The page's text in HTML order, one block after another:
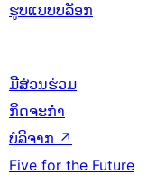
ຮູບແບບບລັອກ
ມີສ່ວນຮ່ວມ
ກິດຈະກຳ
ບໍລິຈາກ ↗
Five for the Future